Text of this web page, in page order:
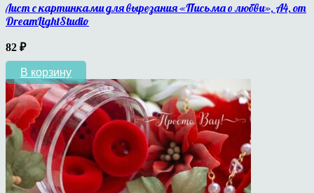
Лист с картинками для вырезания «Письма о любви», A4, от
DreamLightStudio
82 ₽
В корзину